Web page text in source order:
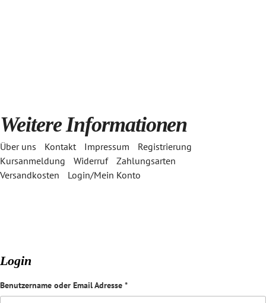
Weitere Informationen
Über uns Kontakt Impressum
Registrierung
Kursanmeldung
Widerruf
Zahlungsarten
Versandkosten
Login/Mein Konto
Login
Benutzername oder Email Adresse *